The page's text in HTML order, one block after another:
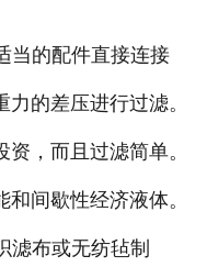
当的配件直接连接
的差压进行过滤。
，而且过滤简单。
间歇性经济液体。
滤布或无纺毡制